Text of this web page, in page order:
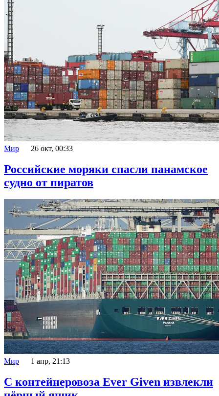
Мир 26 окт, 00:33
Российские моряки спасли панамское
судно от пиратов
Мир 1 апр, 21:13
С контейнеровоза Ever Given извлекли